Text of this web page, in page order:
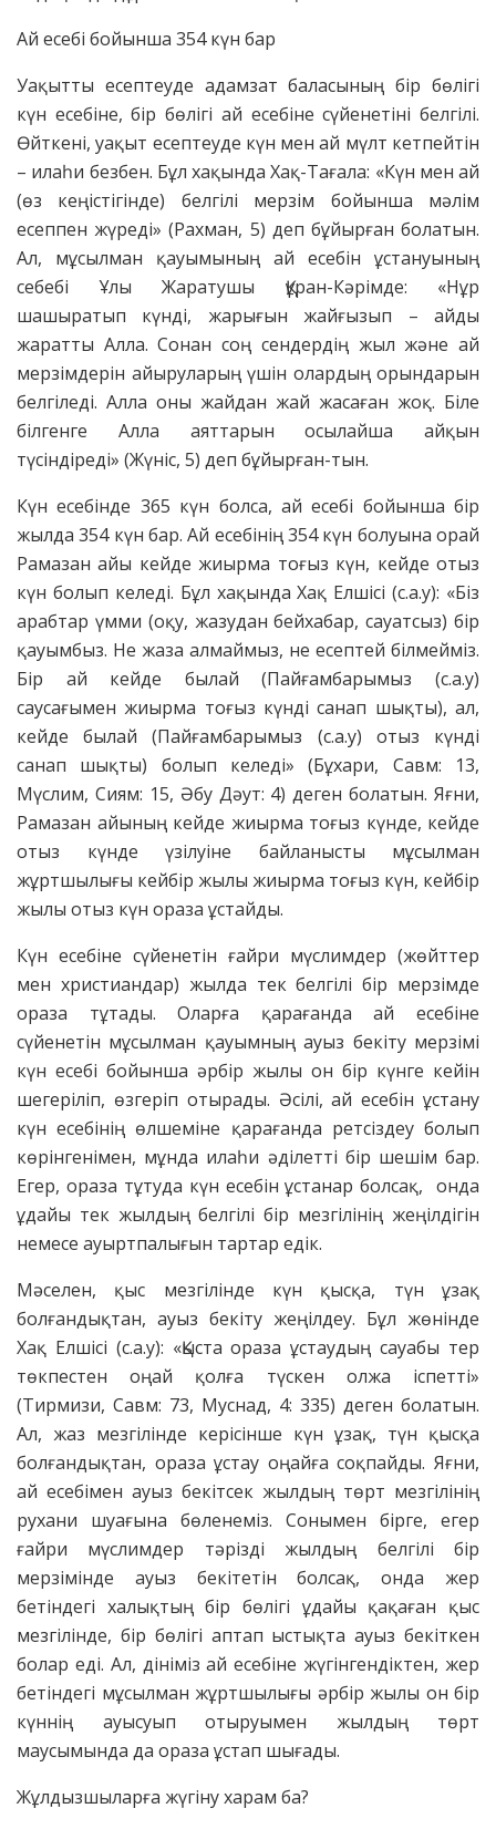
Ай есебі бойынша 354 күн бар
Уақытты есептеуде адамзат баласының бір бөлігі
күн есебіне, бір бөлігі ай есебіне сүйенетіні белгілі.
Өйткені, уақыт есептеуде күн мен ай мүлт кетпейтін
– илаһи безбен. Бұл хақында Хақ-Тағала: «Күн мен ай
(өз кеңістігінде) белгілі мерзім бойынша мәлім
есеппен жүреді» (Рахман, 5) деп бұйырған болатын.
Ал, мұсылман қауымының ай есебін ұстануының
себебі Ұлы Жаратушы Құран-Кәрімде: «Нұр
шашыратып күнді, жарығын жайғызып – айды
жаратты Алла. Сонан соң сендердің жыл және ай
мерзімдерін айыруларың үшін олардың орындарын
белгіледі. Алла оны жайдан жай жасаған жоқ. Біле
білгенге Алла аяттарын осылайша айқын
түсіндіреді» (Жүніс, 5) деп бұйырған-тын.
Күн есебінде 365 күн болса, ай есебі бойынша бір
жылда 354 күн бар. Ай есебінің 354 күн болуына орай
Рамазан айы кейде жиырма тоғыз күн, кейде отыз
күн болып келеді. Бұл хақында Хақ Елшісі (с.а.у): «Біз
арабтар үмми (оқу, жазудан бейхабар, сауатсыз) бір
қауымбыз. Не жаза алмаймыз, не есептей білмейміз.
Бір ай кейде былай (Пайғамбарымыз (с.а.у)
саусағымен жиырма тоғыз күнді санап шықты), ал,
кейде былай (Пайғамбарымыз (с.а.у) отыз күнді
санап шықты) болып келеді» (Бұхари, Савм: 13,
Мүслим, Сиям: 15, Әбу Дәут: 4) деген болатын. Яғни,
Рамазан айының кейде жиырма тоғыз күнде, кейде
отыз күнде үзілуіне байланысты мұсылман
жұртшылығы кейбір жылы жиырма тоғыз күн, кейбір
жылы отыз күн ораза ұстайды.
Күн есебіне сүйенетін ғайри мүслимдер (жөйттер
мен христиандар) жылда тек белгілі бір мерзімде
ораза тұтады. Оларға қарағанда ай есебіне
сүйенетін мұсылман қауымның ауыз бекіту мерзімі
күн есебі бойынша әрбір жылы он бір күнге кейін
шегеріліп, өзгеріп отырады. Әсілі, ай есебін ұстану
күн есебінің өлшеміне қарағанда ретсіздеу болып
көрінгенімен, мұнда илаһи әділетті бір шешім бар.
Егер, ораза тұтуда күн есебін ұстанар болсақ, онда
ұдайы тек жылдың белгілі бір мезгілінің жеңілдігін
немесе ауыртпалығын тартар едік.
Мәселен, қыс мезгілінде күн қысқа, түн ұзақ
болғандықтан, ауыз бекіту жеңілдеу. Бұл жөнінде
Хақ Елшісі (с.а.у): «Қыста ораза ұстаудың сауабы тер
төкпестен оңай қолға түскен олжа іспетті»
(Тирмизи, Савм: 73, Муснад, 4: 335) деген болатын.
Ал, жаз мезгілінде керісінше күн ұзақ, түн қысқа
болғандықтан, ораза ұстау оңайға соқпайды. Яғни,
ай есебімен ауыз бекітсек жылдың төрт мезгілінің
рухани шуағына бөленеміз. Сонымен бірге, егер
ғайри мүслимдер тәрізді жылдың белгілі бір
мерзімінде ауыз бекітетін болсақ, онда жер
бетіндегі халықтың бір бөлігі ұдайы қақаған қыс
мезгілінде, бір бөлігі аптап ыстықта ауыз бекіткен
болар еді. Ал, дініміз ай есебіне жүгінгендіктен, жер
бетіндегі мұсылман жұртшылығы әрбір жылы он бір
күннің ауысуып отыруымен жылдың төрт
маусымында да ораза ұстап шығады.
Жұлдызшыларға жүгіну харам ба?